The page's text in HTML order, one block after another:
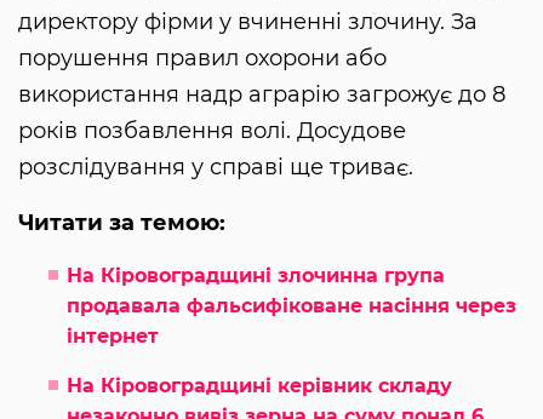
директору фірми у вчиненні злочину. За
порушення правил охорони або
використання надр аграрію загрожує до 8
років позбавлення волі. Досудове
розслідування у справі ще триває.
Читати за темою:
На Кіровоградщині злочинна група
продавала фальсифіковане насіння через
інтернет
На Кіровоградщині керівник складу